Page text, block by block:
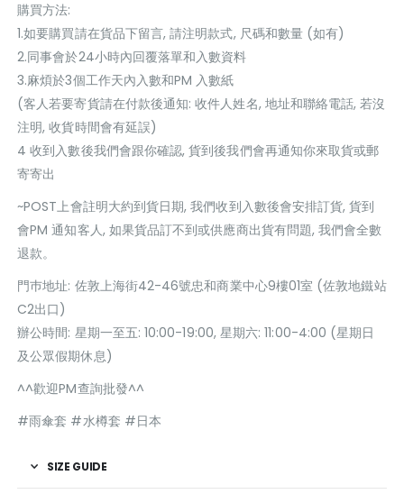
購買方法:
1.如要購買請在貨品下留言, 請注明款式, 尺碼和數量 (如有)
2.同事會於24小時內回覆落單和入數資料
3.麻煩於3個工作天內入數和PM 入數紙
(客人若要寄貨請在付款後通知: 收件人姓名, 地址和聯絡電話, 若沒
注明, 收貨時間會有延誤)
4 收到入數後我們會跟你確認, 貨到後我們會再通知你來取貨或郵
寄寄出
~POST上會註明大約到貨日期, 我們收到入數後會安排訂貨, 貨到
會PM 通知客人, 如果貨品訂不到或供應商出貨有問題, 我們會全數
退款。
門巿地址: 佐敦上海街42-46號忠和商業中心9樓01室 (佐敦地鐵站
C2出口)
辦公時間: 星期一至五: 10:00-19:00, 星期六: 11:00-4:00 (星期日
及公眾假期休息)
^^歡迎PM查詢批發^^
#雨傘套 #水樽套 #日本
SIZE GUIDE